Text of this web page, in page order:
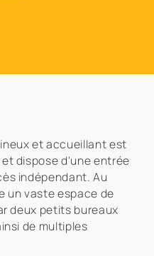
et accueillant est
dispose d'une entrée
indépendant. Au
un vaste espace de
deux petits bureaux
de multiples